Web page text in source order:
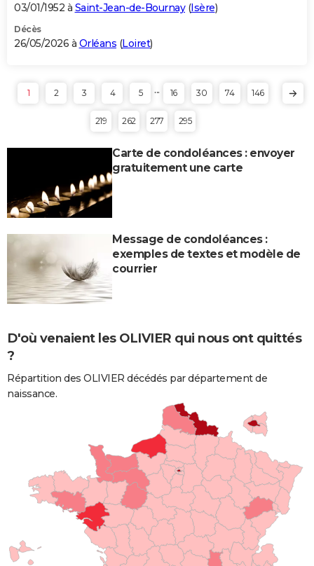
03/01/1952 à Saint-Jean-de-Bournay(Isère)
Décès
26/05/2026 à Orléans (Loiret)
1 2 3 4 5 ... 16 30 74 146
219 262 277 295
Carte de condoléances : envoyer
gratuitement une carte
Message de condoléances :
exemples de textes et modèle de
courrier
D'où venaient les OLIVIER qui nous ont quittés
?
Répartition des OLIVIER décédés par département de
naissance.